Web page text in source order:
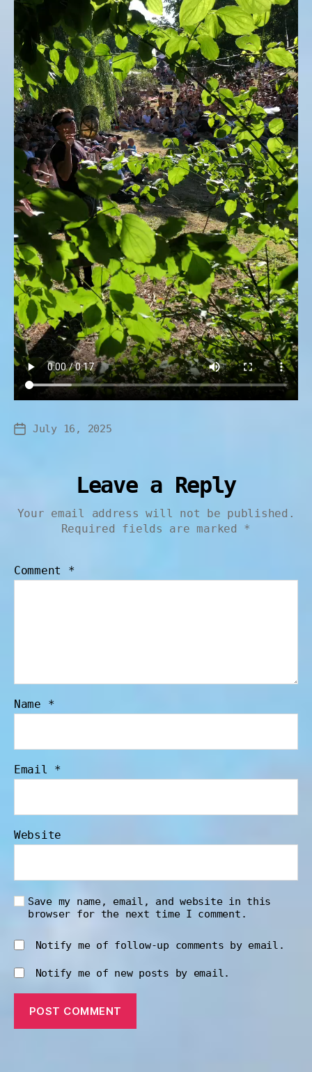
July 16, 2025
Leave a Reply
Your email address will not be published.
Required fields are marked *
Comment *
Name *
Email *
Website
Save my name, email, and website in this
browser for the next time I comment.
Notify me of follow-up comments by email.
Notify me of new posts by email.